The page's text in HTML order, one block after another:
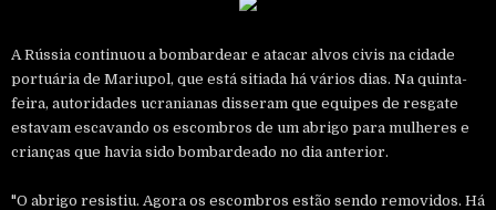
A Rússia continuou a bombardear e atacar alvos civis na cidade
portuária de Mariupol, que está sitiada há vários dias. Na quinta-
feira, autoridades ucranianas disseram que equipes de resgate
estavam escavando os escombros de um abrigo para mulheres e
crianças que havia sido bombardeado no dia anterior.
"O abrigo resistiu. Agora os escombros estão sendo removidos. Há